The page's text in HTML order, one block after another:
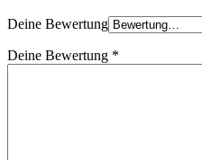
Deine Bewertung
Deine Bewertung *